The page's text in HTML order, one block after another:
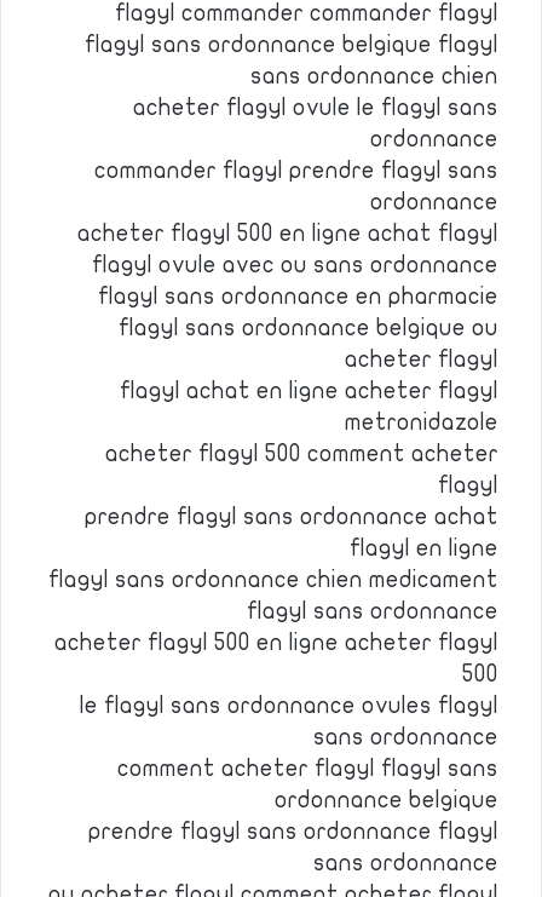
flagyl commander commander flagyl
flagyl sans ordonnance belgique flagyl
sans ordonnance chien
acheter flagyl ovule le flagyl sans
ordonnance
commander flagyl prendre flagyl sans
ordonnance
acheter flagyl 500 en ligne achat flagyl
flagyl ovule avec ou sans ordonnance
flagyl sans ordonnance en pharmacie
flagyl sans ordonnance belgique ou
acheter flagyl
flagyl achat en ligne acheter flagyl
metronidazole
acheter flagyl 500 comment acheter
flagyl
prendre flagyl sans ordonnance achat
flagyl en ligne
flagyl sans ordonnance chien medicament
flagyl sans ordonnance
acheter flagyl 500 en ligne acheter flagyl
500
le flagyl sans ordonnance ovules flagyl
sans ordonnance
comment acheter flagyl flagyl sans
ordonnance belgique
prendre flagyl sans ordonnance flagyl
sans ordonnance